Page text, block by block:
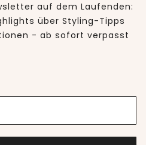
auf dem Laufenden:
über Styling-Tipps
- ab sofort verpasst